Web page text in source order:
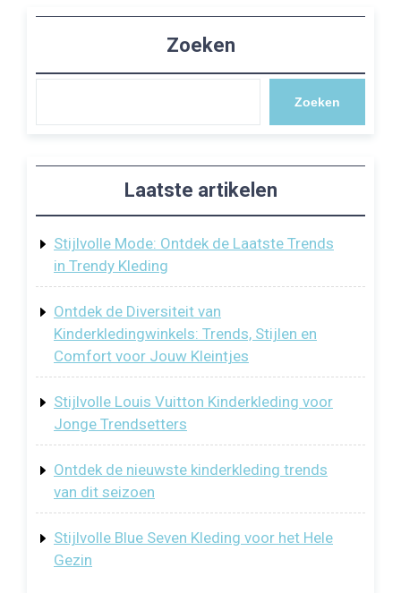
Zoeken
Zoeken
Laatste artikelen
Stijlvolle Mode: Ontdek de Laatste Trends
in Trendy Kleding
Ontdek de Diversiteit van
Kinderkledingwinkels: Trends, Stijlen en
Comfort voor Jouw Kleintjes
Stijlvolle Louis Vuitton Kinderkleding voor
Jonge Trendsetters
Ontdek de nieuwste kinderkleding trends
van dit seizoen
Stijlvolle Blue Seven Kleding voor het Hele
Gezin